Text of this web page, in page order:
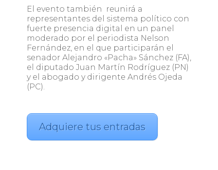
El evento también reunirá a
representantes del sistema político con
fuerte presencia digital en un panel
moderado por el periodista Nelson
Fernández, en el que participarán el
senador Alejandro «Pacha» Sánchez (FA),
el diputado Juan Martín Rodríguez (PN)
y el abogado y dirigente Andrés Ojeda
(PC).
Adquiere tus entradas